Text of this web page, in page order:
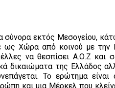
σύνορα εκτός Μεσογείου,
ως Χώρα από κοινού με την
να θεσπίσει Α.Ο.Ζ και
δικαιώματα της Ελλάδος
Το ερώτημα είναι
και μια Μέρκελ που